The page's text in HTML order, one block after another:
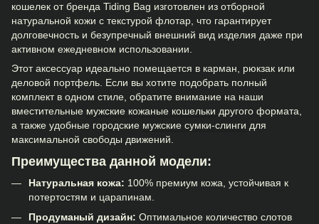
кошелек от бренда Tiding Bag изготовлен из отборной
натуральной кожи с текстурой флотар, что гарантирует
долговечность и безупречный внешний вид изделия даже при
активном ежедневном использовании.
Этот аксессуар идеально помещается в карман, рюкзак или
деловой портфель. Если вы хотите подобрать полный
комплект в одном стиле, обратите внимание на наши
вместительные мужские кожаные кошельки другого формата,
а также удобные городские мужские сумки-слинги для
максимальной свободы движений.
Преимущества данной модели:
Натуральная кожа: 100% премиум кожа, устойчивая к
потертостям и царапинам.
Продуманый дизайн: Оптимальное количество слотов